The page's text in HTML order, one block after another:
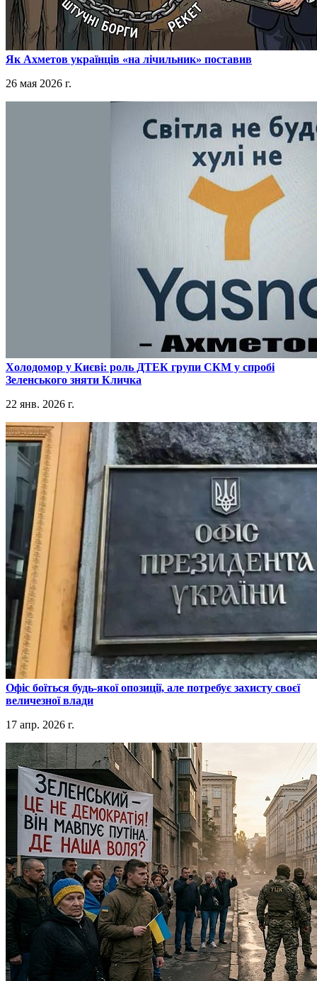
​Як Ахметов українців «на лічильник» поставив
26 мая 2026 г.
​Холодомор у Києві: роль ДТЕК групи СКМ у спробі
Зеленського зняти Кличка
22 янв. 2026 г.
​Офіс боїться будь-якої опозиції, але потребує захисту своєї
величезної влади
17 апр. 2026 г.